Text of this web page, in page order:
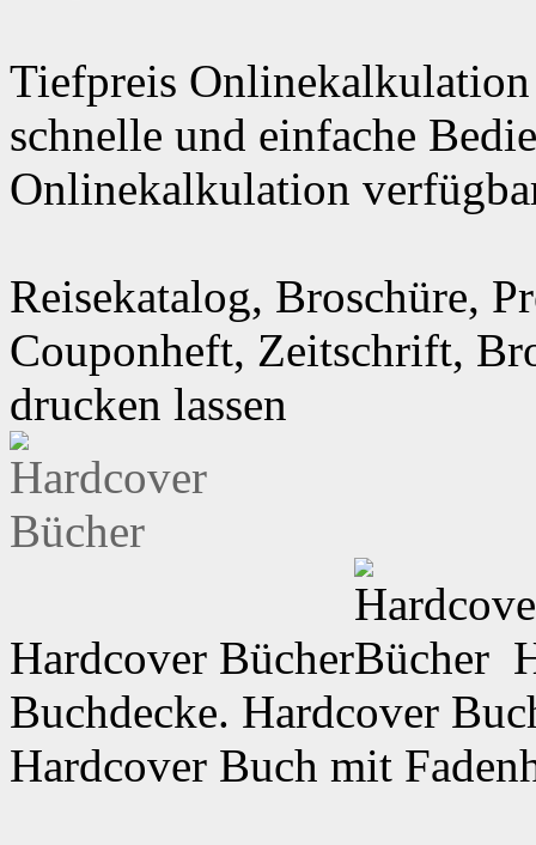
Tiefpreis
schnelle und einfache
Onlinekalkulation
Reisekatalog, Broschüre,
Couponheft, Zeitschrift,
drucken lassen
Hardcover Bücher
Buchdecke. Hardcover
Hardcover Buch mit